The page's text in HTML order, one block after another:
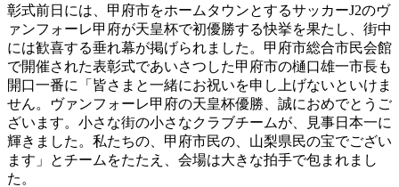
彰式前日には、甲府市をホームタウンとするサッカーJ2のヴ
ァンフォーレ甲府が天皇杯で初優勝する快挙を果たし、街中
には歓喜する垂れ幕が掲げられました。甲府市総合市民会館
で開催された表彰式であいさつした甲府市の樋口雄一市長も
開口一番に「皆さまと一緒にお祝いを申し上げないといけま
せん。ヴァンフォーレ甲府の天皇杯優勝、誠におめでとうご
ざいます。小さな街の小さなクラブチームが、見事日本一に
輝きました。私たちの、甲府市民の、山梨県民の宝でござい
ます」とチームをたたえ、会場は大きな拍手で包まれまし
た。